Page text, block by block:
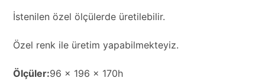
İstenilen özel ölçülerde üretilebilir.
Özel renk ile üretim yapabilmekteyiz.
Ölçüler:96 x 196 x 170h